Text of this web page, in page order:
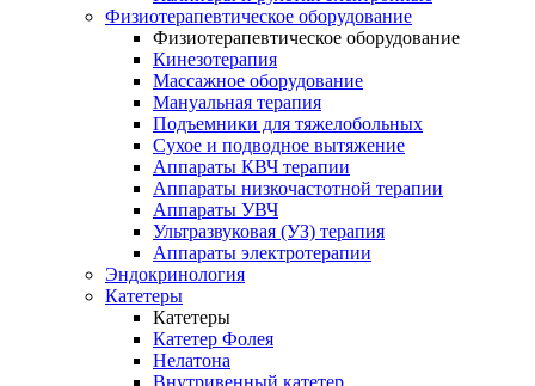
Физиотерапевтическое оборудование
Физиотерапевтическое оборудование
Кинезотерапия
Массажное оборудование
Мануальная терапия
Подъемники для тяжелобольных
Сухое и подводное вытяжение
Аппараты КВЧ терапии
Аппараты низкочастотной терапии
Аппараты УВЧ
Ультразвуковая (УЗ) терапия
Аппараты электротерапии
Эндокринология
Катетеры
Катетеры
Катетер Фолея
Нелатона
Внутривенный катетер